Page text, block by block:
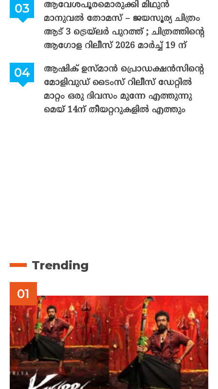
ആവേശപൂരമൊരുക്കി മിഥുൻ
മാനുവൽ തോമസ് – ജയസൂര്യ ചിത്രം
ആട് 3 ട്രെയ്‌ലർ പുറത്ത് ; ചിത്രത്തിന്റെ
ആഗോള റിലീസ് 2026 മാർച്ച് 19 ന്
ആഷിക് ഉസ്മാൻ പ്രൊഡക്ഷൻസിന്റെ
മോളിവുഡ് ടൈംസ് റിലീസ് ഡേറ്റിൽ
മാറ്റം ഒരു ദിവസം മുന്നേ എത്തുന്നു
മെയ് 14ന് തീയറ്ററുകളിൽ എത്തും
Trending